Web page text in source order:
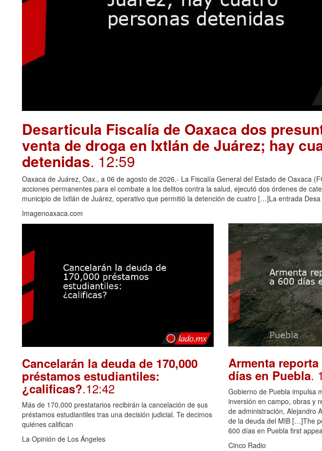
Desarticula Fiscalía de Oaxaca dos
venta de droga en Ixtlán de Juárez; hay
detenidas. 12:59
Oaxaca de Juárez, Oax., a 06 de agosto de 2026.- La Fiscalía General del Estado de Oaxaca
acciones permanentes para el combate a los delitos contra la salud, ejecutó dos órdenes de
municipio de Ixtlán de Juárez, operativo que permitió la detención de cuatro […]La entrada Desa
Imagenoaxaca.com
Cancelarán la deuda de 170,000
préstamos estudiantiles:
¿calificas?.12:42
Más de 170,000 prestatarios recibirán la cancelación de sus
préstamos estudiantiles tras una decisión judicial. Te decimos
quiénes califican
La Opinión de Los Ángeles
Armenta reporta
días en Puebla.
Gobierno de Puebla impulsa
inversión en campo, obras y
de administración, Alejandro
de la deuda del MIB […]The
600 días en Puebla first
Cinco Radio